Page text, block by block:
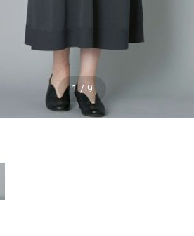
1/ 9